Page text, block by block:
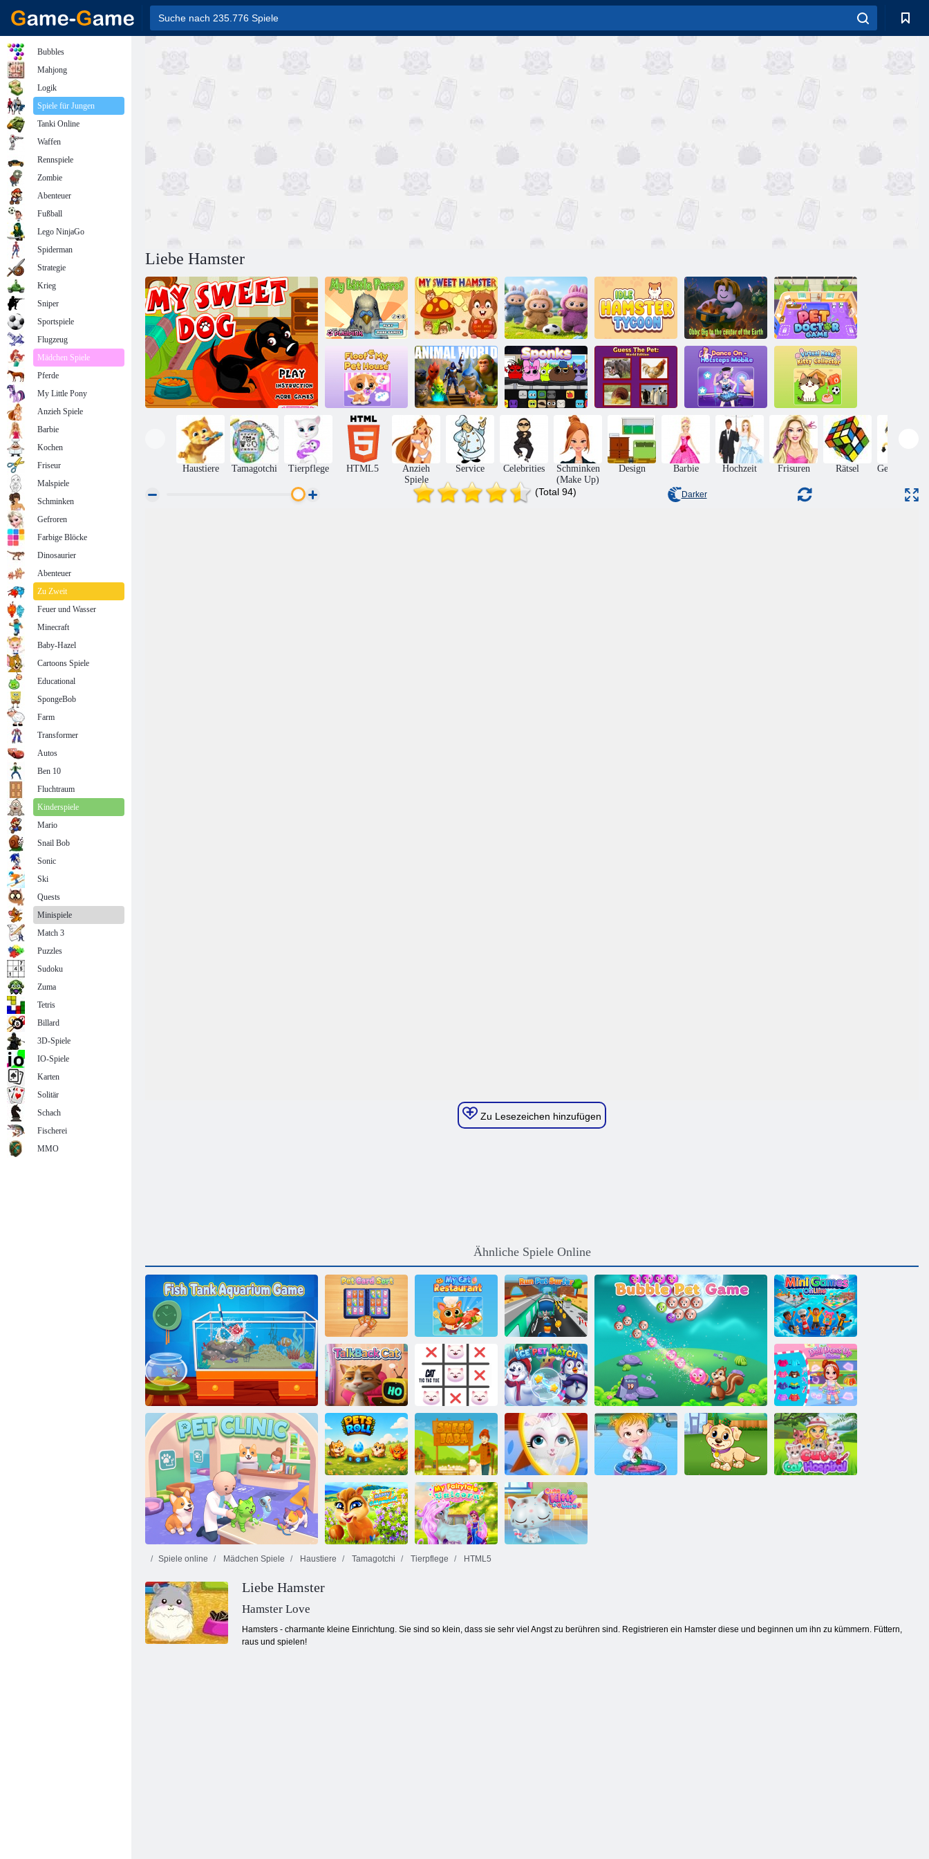
Liebe Hamster
Polly Parrot Netter Hamster
Labubu
Tamagotchi Pet
Simulator
Leerlauf
Hamster Tycoon
Obby: Graben
Sie in die Erde
im Mittelpunkt
Haustierarzt-
Spiel
Floof My –
Haustierhaus
Tierwelt
Guess The Pet:
Weltausgabe
Tanzen Sie auf
Hotsteps Mobile
Virtueller Neko-
Kitty-Sammler
Haustiere Tamagotchi Tierpflege HTML5
Anzieh
Spiele
Service Celebrities
Schminken
(Make Up)
Design Barbie Hochzeit Frisuren Rätsel
(Total 94) Darker
Zu Lesezeichen hinzufügen
Ähnliche Spiele Online
Aquarium-Aquarium-Spiel
Haustierkartensortierung
Mein
Katzenrestaurant
Führen Sie Pet
Surfer aus
Minispiele
online
TalkBack-Kat
Katze Tic Tac
Toe
Eishaustier-
Match
Puppen-
Anziehspiel
Haustierrolle Schäferei
Baby-Hazel -
freche Katze
Spiele online Mädchen Spiele Haustiere Tamagotchi Tierpflege HTML5
Liebe Hamster
Hamster Love
Hamsters - charmante kleine Einrichtung. Sie sind so klein, dass sie sehr viel Angst zu berühren sind. Registrieren ein Hamster diese und beginnen um ihn zu kümmern. Füttern,
raus und spielen!
Bubbles
Mahjong
Logik
Spiele für Jungen
Tanki Online
Waffen
Rennspiele
Zombie
Abenteuer
Fußball
Lego NinjaGo
Spiderman
Strategie
Krieg
Sniper
Sportspiele
Flugzeug
Mädchen Spiele
Pferde
My Little Pony
Anzieh Spiele
Barbie
Kochen
Friseur
Malspiele
Schminken
Gefroren
Farbige Blöcke
Dinosaurier
Abenteuer
Zu Zweit
Feuer und Wasser
Minecraft
Baby-Hazel
Cartoons Spiele
Educational
SpongeBob
Farm
Transformer
Autos
Ben 10
Fluchtraum
Kinderspiele
Mario
Snail Bob
Sonic
Ski
Quests
Minispiele
Match 3
Puzzles
Sudoku
Zuma
Tetris
Billard
3D-Spiele
IO-Spiele
Karten
Solitär
Schach
Fischerei
MMO